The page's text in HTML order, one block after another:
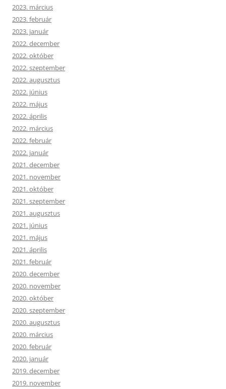
2023. március
2023. február
2023. január
2022. december
2022. október
2022. szeptember
2022. augusztus
2022. június
2022. május
2022. április
2022. március
2022. február
2022. január
2021. december
2021. november
2021. október
2021. szeptember
2021. augusztus
2021. június
2021. május
2021. április
2021. február
2020. december
2020. november
2020. október
2020. szeptember
2020. augusztus
2020. március
2020. február
2020. január
2019. december
2019. november